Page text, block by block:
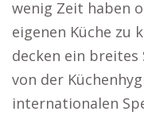
wenig Zeit haben
eigenen Küche zu
decken ein
von der
internationalen